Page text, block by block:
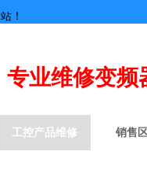
专业维修变频
！
工控产品维修 销售